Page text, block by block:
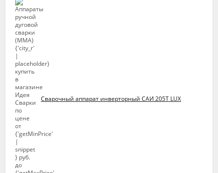
Сварочный аппарат инверторный САИ 205Т LUX